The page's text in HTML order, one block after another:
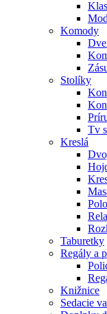
Komody
Stolíky
Tv
Kreslá
Taburetky
Regály a
Knižnice
Sedacie